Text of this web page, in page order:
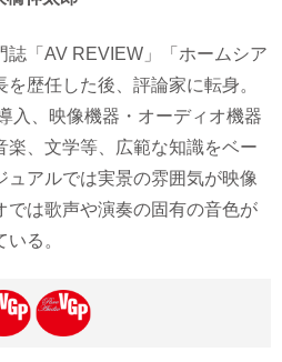
誌「AV REVIEW」「ホームシア
歴任した後、評論家に転身。
入、映像機器・オーディオ機器
楽、文学等、広範な知識をベー
ュアルでは実景の雰囲気が映像
では歌声や演奏の固有の音色が
る。